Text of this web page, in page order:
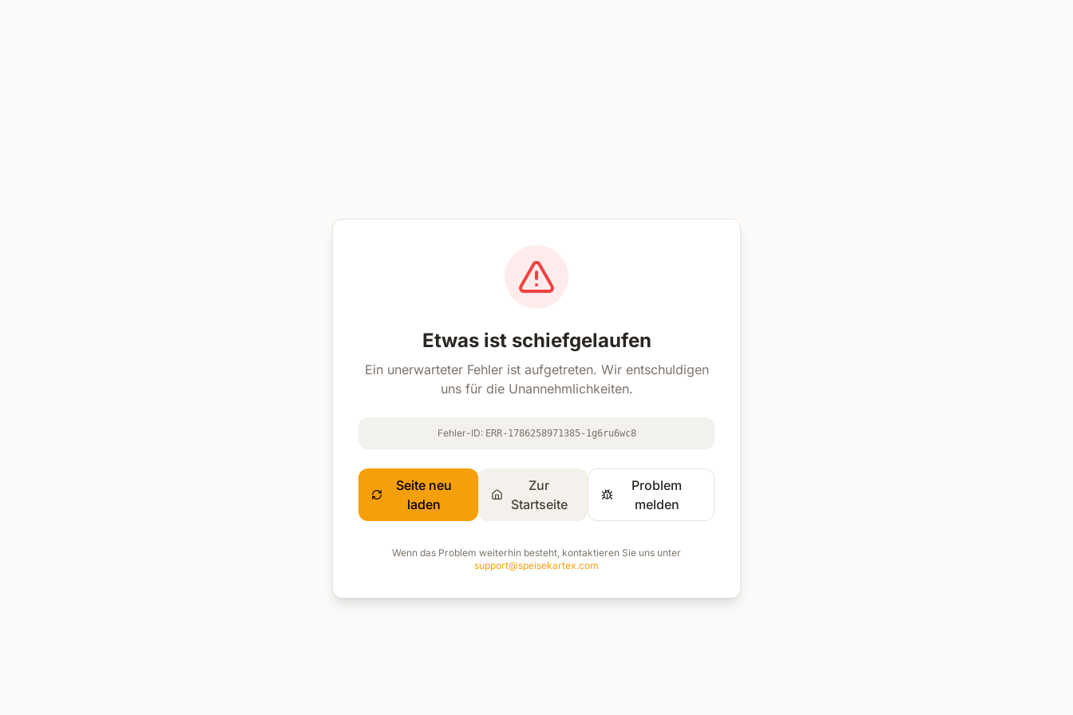
Etwas ist schiefgelaufen
Ein unerwarteter Fehler ist aufgetreten. Wir entschuldigen
uns für die Unannehmlichkeiten.
Fehler-ID: ERR-1786258971385-1g6ru6wc8
Seite neu
laden
Zur
Startseite
Problem
melden
Wenn das Problem weiterhin besteht, kontaktieren Sie uns unter
support@speisekartex.com